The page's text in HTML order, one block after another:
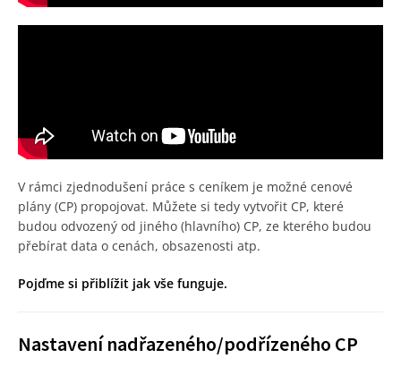
V rámci zjednodušení práce s ceníkem je možné cenové
plány (CP) propojovat. Můžete si tedy vytvořit CP, které
budou odvozený od jiného (hlavního) CP, ze kterého budou
přebírat data o cenách, obsazenosti atp.
Pojďme si přiblížit jak vše funguje.
Nastavení nadřazeného/podřízeného CP